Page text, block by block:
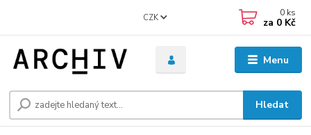
Menu
CZK
Hledat
0 ks
za 0 Kč